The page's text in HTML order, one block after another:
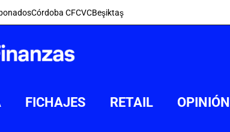
Córdoba CFCVCBeşiktaş
FICHAJES RETAIL OPINIÓN